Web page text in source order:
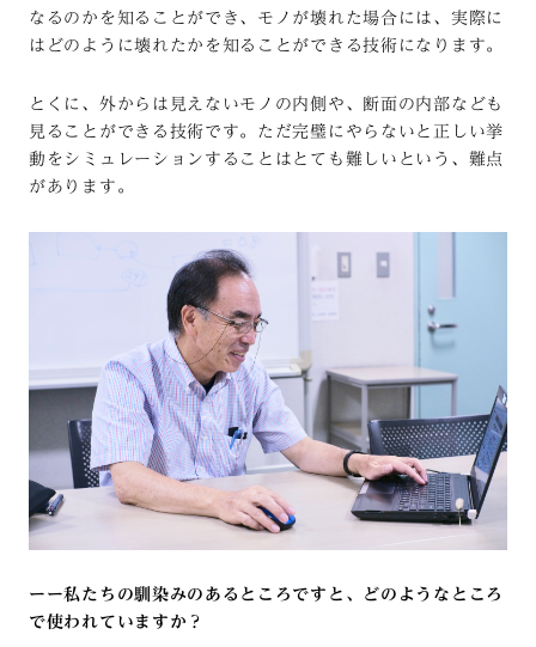
なるのかを知ることができ、モノが壊れた場合には、実際に
はどのように壊れたかを知ることができる技術になります。
とくに、外からは見えないモノの内側や、断面の内部なども
見ることができる技術です。ただ完璧にやらないと正しい挙
動をシミュレーションすることはとても難しいという、難点
があります。
ーー私たちの馴染みのあるところですと、どのようなところ
で使われていますか？